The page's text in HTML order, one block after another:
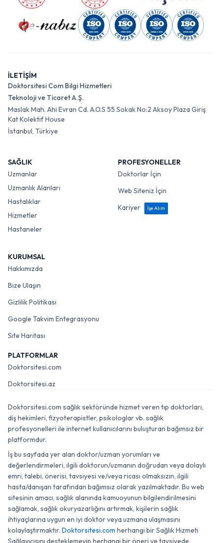
İLETİŞİM
Doktorsitesi Com Bilgi Hizmetleri
Teknoloji ve Ticaret A.Ş.
Maslak Mah. Ahi Evran Cd. A.O.S 55 Sokak No:2 Aksoy Plaza Giriş
Kat Kolektif House
İstanbul, Türkiye
SAĞLIK
Uzmanlar
Uzmanlık Alanları
Hastalıklar
Hizmetler
Hastaneler
PROFESYONELLER
Doktorlar İçin
Web Siteniz İçin
Kariyer
İşe Alım
KURUMSAL
Hakkımızda
Bize Ulaşın
Gizlilik Politikası
Google Takvim Entegrasyonu
Site Haritası
PLATFORMLAR
Doktorsitesi.com
Doktorsitesi.az
Doktorsitesi.com sağlık sektöründe hizmet veren tıp doktorları,
diş hekimleri, fizyoterapistler, psikologlar vb. sağlık
profesyonelleri ile internet kullanıcılarını buluşturan bağımsız bir
platformdur.
İş bu sayfada yer alan doktor/uzman yorumları ve
değerlendirmeleri, ilgili doktorun/uzmanın doğrudan veya dolaylı
emri, talebi, önerisi, tavsiyesi ve/veya ricası olmaksızın, ilgili
hasta/danışan tarafından bağımsız olarak yazılmaktadır. Bu web
sitesinin amacı, sağlık alanında kamuoyunun bilgilendirilmesini
sağlamak, sağlık okuryazarlığını artırmak, kişilerin sağlık
ihtiyaçlarına uygun en iyi doktor veya uzmana ulaşmasını
kolaylaştırmaktır. Doktorsitesi.com herhangi bir Sağlık Hizmeti
Sağlayıcısını desteklemeyip herhangi bir öneri ve tavsiyede